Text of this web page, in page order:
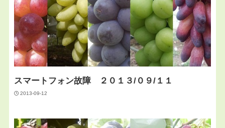
スマートフォン故障 ２０１３/０９/１１
2013-09-12